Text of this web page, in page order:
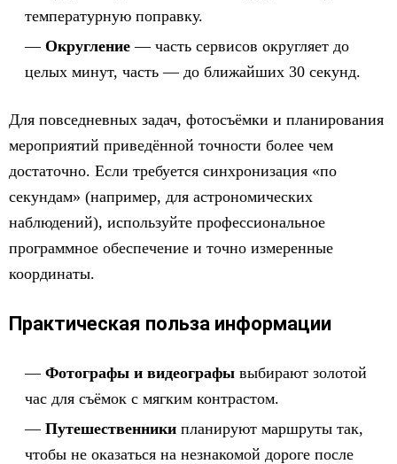
температурную поправку.
Округление — часть сервисов округляет до
целых минут, часть — до ближайших 30 секунд.
Для повседневных задач, фотосъёмки и планирования
мероприятий приведённой точности более чем
достаточно. Если требуется синхронизация «по
секундам» (например, для астрономических
наблюдений), используйте профессиональное
программное обеспечение и точно измеренные
координаты.
Практическая польза информации
Фотографы и видеографы выбирают золотой
час для съёмок с мягким контрастом.
Путешественники планируют маршруты так,
чтобы не оказаться на незнакомой дороге после